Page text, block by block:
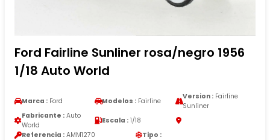
Ford Fairline Sunliner rosa/negro 1956
1/18 Auto World
Marca : Ford Modelos : Fairline
Version :Fairline
Sunliner
Fabricante : Auto
World
Escala : 1/18
Referencia : AMM1270 Tipo :